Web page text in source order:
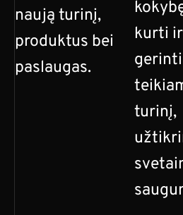
naują turinį,
produktus bei
paslaugas.
kurti ir
turinį,